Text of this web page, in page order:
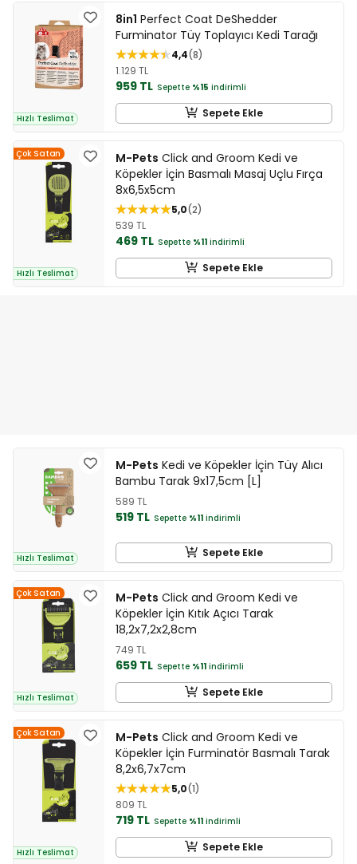
Hızlı Teslimat
8in1 Perfect Coat DeShedder
Furminator Tüy Toplayıcı Kedi Tarağı
4,4 8
1.129 TL
959 TL Sepette %15 indirimli
Sepete Ekle
Çok Satan
Hızlı Teslimat
M-Pets Click and Groom Kedi ve
Köpekler İçin Basmalı Masaj Uçlu Fırça
8x6,5x5cm
5,0 2
539 TL
469 TL Sepette %11 indirimli
Sepete Ekle
Hızlı Teslimat
M-Pets Kedi ve Köpekler İçin Tüy Alıcı
Bambu Tarak 9x17,5cm [L]
589 TL
519 TL Sepette %11 indirimli
Sepete Ekle
Çok Satan
Hızlı Teslimat
M-Pets Click and Groom Kedi ve
Köpekler İçin Kıtık Açıcı Tarak
18,2x7,2x2,8cm
749 TL
659 TL Sepette %11 indirimli
Sepete Ekle
Çok Satan
Hızlı Teslimat
M-Pets Click and Groom Kedi ve
Köpekler İçin Furminatör Basmalı Tarak
8,2x6,7x7cm
5,0 1
809 TL
719 TL Sepette %11 indirimli
Sepete Ekle